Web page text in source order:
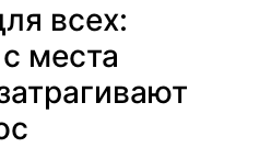
всех:
места